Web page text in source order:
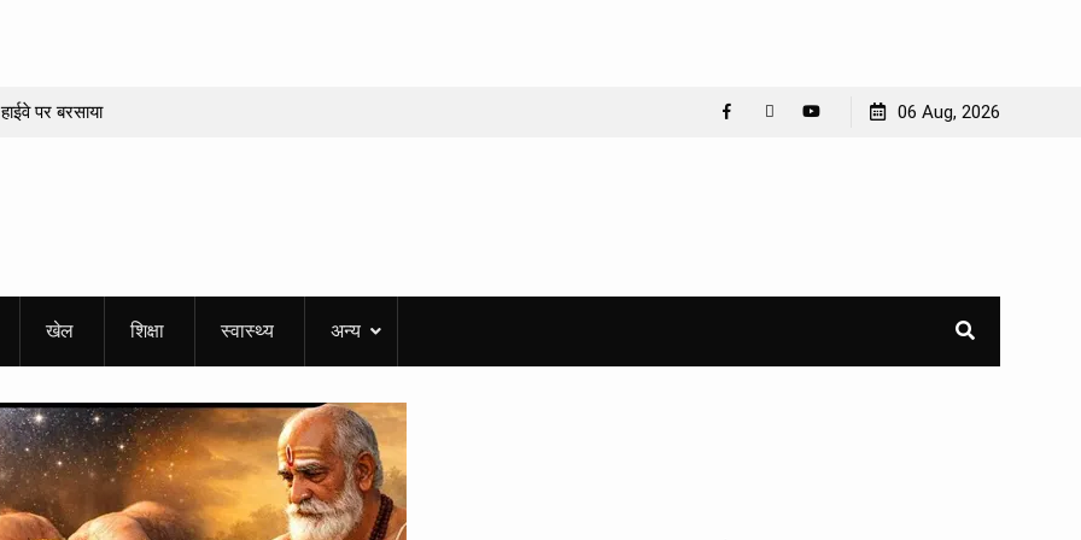
पर बरसाया
व्रत पर बन रहे
में सफलता
की नौकरी!
06 Aug, 2026
खेल शिक्षा स्वास्थ्य अन्य